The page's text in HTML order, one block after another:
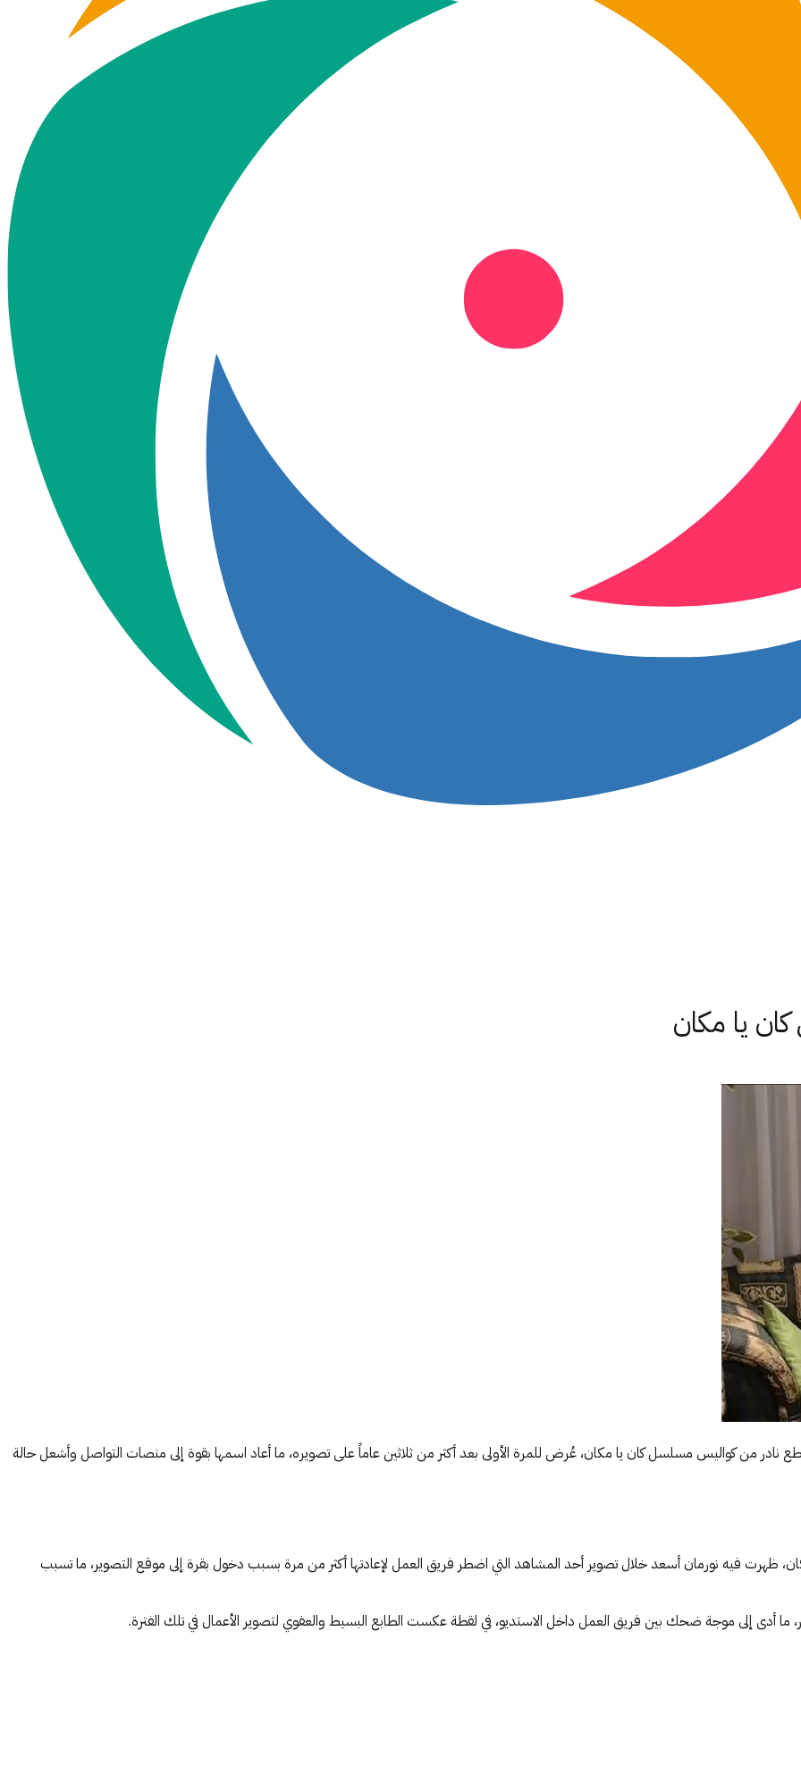
يا مكان
نادر من كواليس مسلسل كان يا مكان، عُرض للمرة الأولى بعد أكثر من ثلاثين عاماً على تصويره، ما أعاد اسمها بقوة إلى منصات التواصل وأشعل حالة
ظهرت فيه نورمان أسعد خلال تصوير أحد المشاهد التي اضطر فريق العمل لإعادتها أكثر من مرة بسبب دخول بقرة إلى موقع التصوير، ما تسبب
أدى إلى موجة ضحك بين فريق العمل داخل الاستديو، في لقطة عكست الطابع البسيط والعفوي لتصوير الأعمال في تلك الفترة.